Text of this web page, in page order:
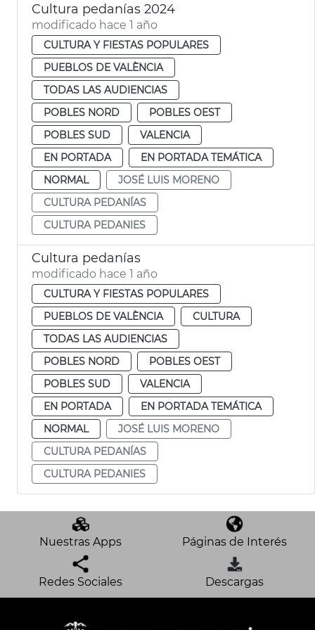
Cultura pedanías 2024
modificado hace 1 año
CULTURA Y FIESTAS POPULARES
PUEBLOS DE VALÈNCIA
TODAS LAS AUDIENCIAS
POBLES NORD
POBLES OEST
POBLES SUD
VALENCIA
EN PORTADA
EN PORTADA TEMÁTICA
NORMAL
JOSÉ LUIS MORENO
CULTURA PEDANÍAS
CULTURA PEDANIES
Cultura pedanías
modificado hace 1 año
CULTURA Y FIESTAS POPULARES
PUEBLOS DE VALÈNCIA
CULTURA
TODAS LAS AUDIENCIAS
POBLES NORD
POBLES OEST
POBLES SUD
VALENCIA
EN PORTADA
EN PORTADA TEMÁTICA
NORMAL
JOSÉ LUIS MORENO
CULTURA PEDANÍAS
CULTURA PEDANIES
Nuestras Apps Páginas de Interés
Redes Sociales Descargas